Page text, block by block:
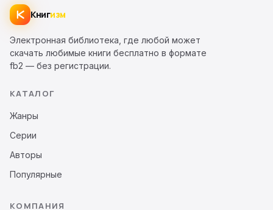
Книгизм
Электронная библиотека, где любой может
скачать любимые книги бесплатно в формате
fb2 — без регистрации.
КАТАЛОГ
Жанры
Серии
Авторы
Популярные
КОМПАНИЯ